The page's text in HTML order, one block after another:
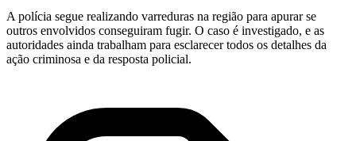
A polícia segue realizando varreduras na região para apurar se
outros envolvidos conseguiram fugir. O caso é investigado, e as
autoridades ainda trabalham para esclarecer todos os detalhes da
ação criminosa e da resposta policial.